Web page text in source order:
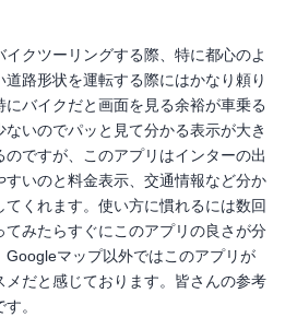
イクツーリングする際、特に都心のよ
道路形状を運転する際にはかなり頼り
にバイクだと画面を見る余裕が車乗る
ないのでパッと見て分かる表示が大き
のですが、このアプリはインターの出
すいのと料金表示、交通情報など分か
てくれます。使い方に慣れるには数回
てみたらすぐにこのアプリの良さが分
Googleマップ以外ではこのアプリが
メだと感じております。皆さんの参考
。